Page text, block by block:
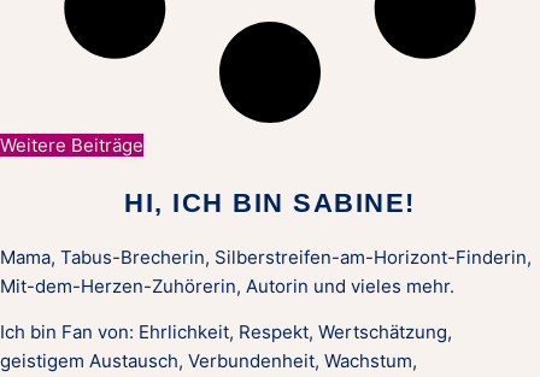
Weitere Beiträge
HI, ICH BIN SABINE!
Mama, Tabus-Brecherin, Silberstreifen-am-Horizont-Finderin,
Mit-dem-Herzen-Zuhörerin, Autorin und vieles mehr.
Ich bin Fan von: Ehrlichkeit, Respekt, Wertschätzung,
geistigem Austausch, Verbundenheit, Wachstum,